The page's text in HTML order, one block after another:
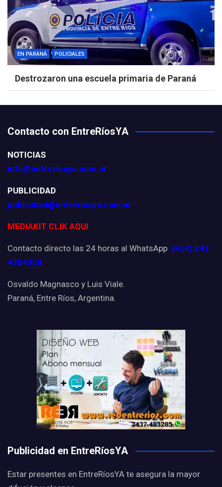
EN PARANÁ POLICIALES
Destrozaron una escuela primaria de Paraná
Contacto con EntreRíosYA
NOTICIAS
info@entreriosya.com.ar
PUBLICIDAD
publicidad@entreriosya.com.ar
MEDIAKIT CLIK AQUI
Contacto directo las 24 horas al WhatsApp (+54) 343
4384338
Osvaldo Magnasco y Luis Viale.
Paraná, Entre Ríos, Argentina.
Publicidad en EntreRíosYA
Estar presentes en EntreRíosYA te asegura la mayor